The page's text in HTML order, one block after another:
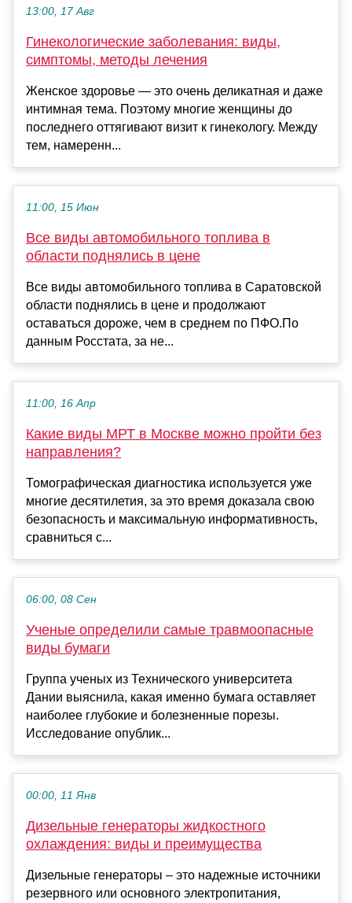
13:00, 17 Авг
Гинекологические заболевания: виды,
симптомы, методы лечения
Женское здоровье — это очень деликатная и даже
интимная тема. Поэтому многие женщины до
последнего оттягивают визит к гинекологу. Между
тем, намеренн...
11:00, 15 Июн
Все виды автомобильного топлива в
области поднялись в цене
Все виды автомобильного топлива в Саратовской
области поднялись в цене и продолжают
оставаться дороже, чем в среднем по ПФО.По
данным Росстата, за не...
11:00, 16 Апр
Какие виды МРТ в Москве можно пройти без
направления?
Томографическая диагностика используется уже
многие десятилетия, за это время доказала свою
безопасность и максимальную информативность,
сравниться с...
06:00, 08 Сен
Ученые определили самые травмоопасные
виды бумаги
Группа ученых из Технического университета
Дании выяснила, какая именно бумага оставляет
наиболее глубокие и болезненные порезы.
Исследование опублик...
00:00, 11 Янв
Дизельные генераторы жидкостного
охлаждения: виды и преимущества
Дизельные генераторы – это надежные источники
резервного или основного электропитания,